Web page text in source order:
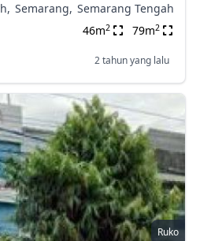
Semarang, Semarang Tengah
46m2 79m2
2 tahun yang lalu
Ruko